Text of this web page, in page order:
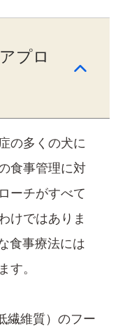
プロ
の多くの犬に
食事管理に対
ーチがすべて
けではありま
食事療法には
す。
繊維質）のフー